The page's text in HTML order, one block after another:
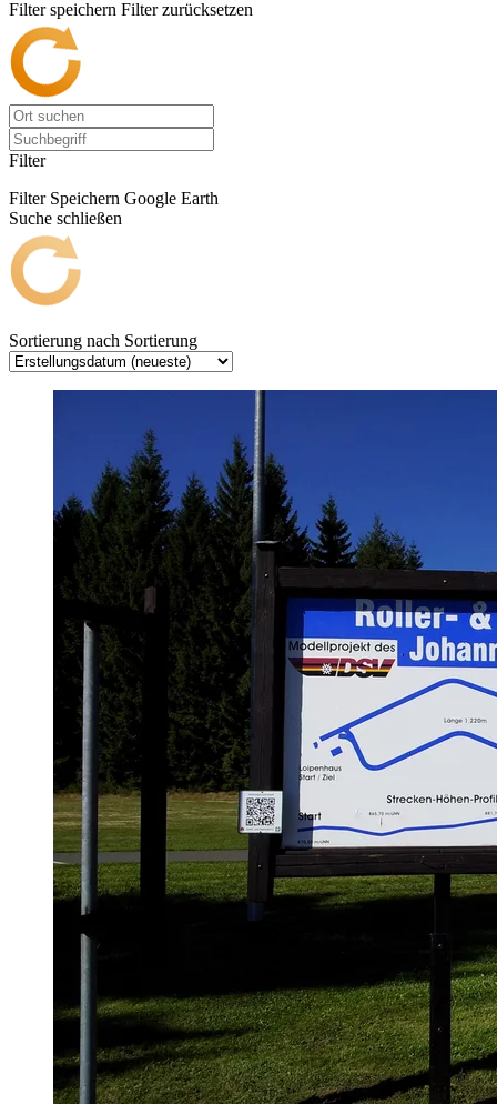
Filter speichern Filter zurücksetzen
Filter
Filter Speichern Google Earth
Suche schließen
Sortierung nach Sortierung